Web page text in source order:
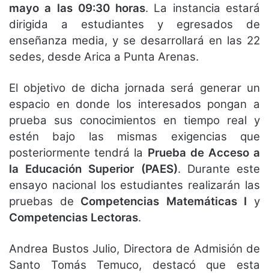
mayo a las 09:30 horas. La instancia estará
dirigida a estudiantes y egresados de
enseñanza media, y se desarrollará en las 22
sedes, desde Arica a Punta Arenas.
El objetivo de dicha jornada será generar un
espacio en donde los interesados pongan a
prueba sus conocimientos en tiempo real y
estén bajo las mismas exigencias que
posteriormente tendrá la Prueba de Acceso a
la Educación Superior (PAES). Durante este
ensayo nacional los estudiantes realizarán las
pruebas de Competencias Matemáticas I y
Competencias Lectoras.
Andrea Bustos Julio, Directora de Admisión de
Santo Tomás Temuco, destacó que esta